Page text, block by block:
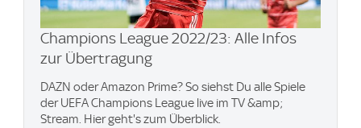
Champions League 2022/23: Alle Infos
zur Übertragung
DAZN oder Amazon Prime? So siehst Du alle Spiele
der UEFA Champions League live im TV &amp;
Stream. Hier geht's zum Überblick.